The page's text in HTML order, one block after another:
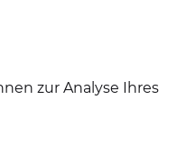
zur Analyse Ihres